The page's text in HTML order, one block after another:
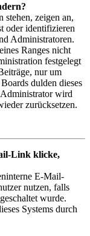
stehen, zeigen an,
oder identifizieren
Administratoren.
Ranges nicht
festgelegt
nur um
dulden dieses
wird
zurücksetzen.
Link klicke,
E-Mail-
nutzen, falls
wurde.
Systems durch